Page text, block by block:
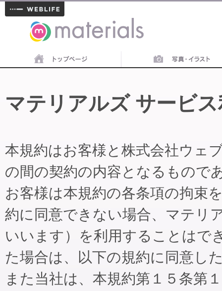
materials
マテリアルズ サービ
本規約はお客様と株式会社ウェ
の間の契約の内容となるもので
お客様は本規約の各条項の拘束
約に同意できない場合、マテリ
いいます）を利用することはで
た場合は、以下の規約に同意し
また当社は、本規約第１５条第